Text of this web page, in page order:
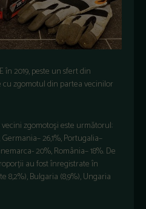
2019, peste un sfert din
zgomotul din partea vecinilor
zgomotoşi este următorul:
26,1%, Portugalia–
20%, România– 18%. De
au fost înregistrate în
8,2%), Bulgaria (8,9%), Ungaria